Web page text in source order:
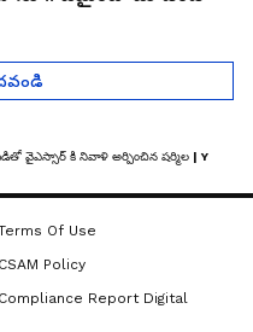
Of Use
CSAM Policy
Compliance Report Digital